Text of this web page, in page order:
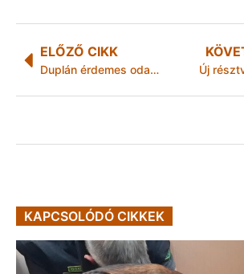
ELŐZŐ CIKK
Duplán érdemes odafigyelni
KAPCSOLÓDÓ CIKKEK